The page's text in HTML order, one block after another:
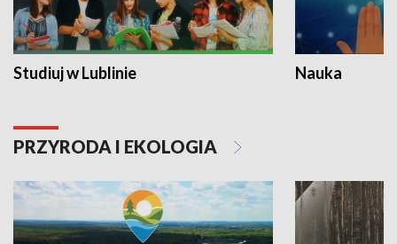
Studiuj w Lublinie Nauka
PRZYRODA I EKOLOGIA